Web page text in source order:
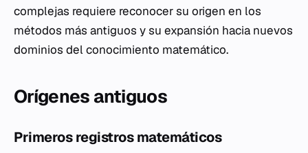
complejas requiere reconocer su origen en los
métodos más antiguos y su expansión hacia nuevos
dominios del conocimiento matemático.
Orígenes antiguos
Primeros registros matemáticos